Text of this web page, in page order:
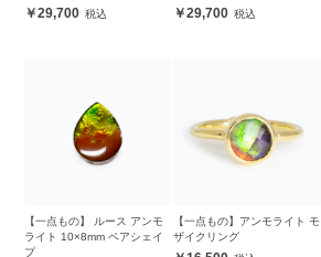
29,700 29,700
【一点もの】 ルース アンモ
ライト 10×8mm ペアシェイ
プ
【一点もの】アンモライト モ
ザイクリング